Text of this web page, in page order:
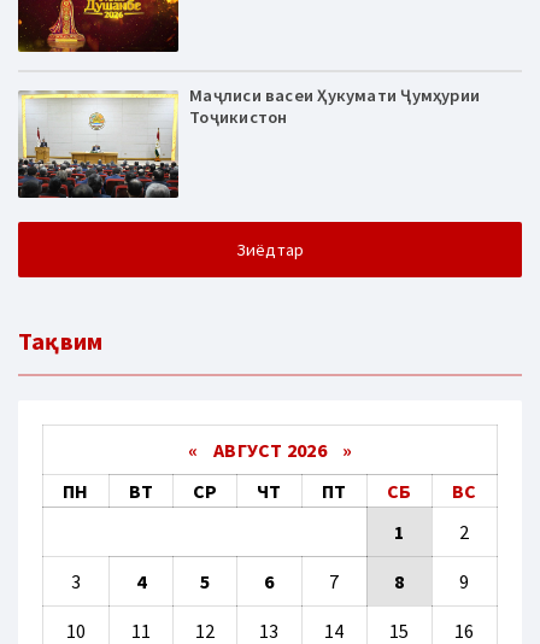
Маҷлиси васеи Ҳукумати Ҷумҳурии
Тоҷикистон
Зиёдтар
Тақвим
« АВГУСТ 2026 »
ПН
ВТ СР ЧТ ПТ СБ
ВС
1
2
3 4 5 6 7 8 9
10 11 12 13 14 15 16